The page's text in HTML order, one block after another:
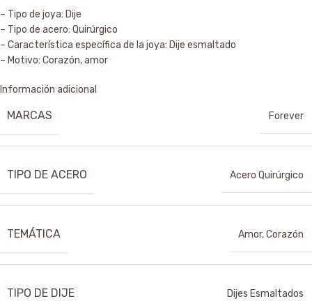
– Tipo de joya: Dije
– Tipo de acero: Quirúrgico
– Característica específica de la joya: Dije esmaltado
– Motivo: Corazón, amor
Información adicional
MARCAS Forever
TIPO DE ACERO Acero Quirúrgico
TEMÁTICA Amor,Corazón
TIPO DE DIJE Dijes Esmaltados